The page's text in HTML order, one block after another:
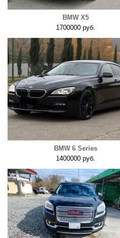
BMW X5
1700000 руб.
BMW 6 Series
1400000 руб.